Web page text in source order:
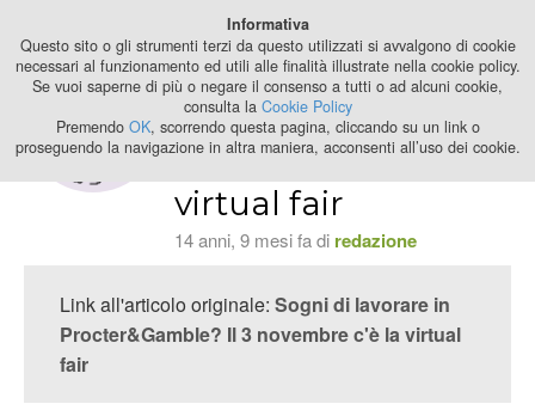
2024
Sogni di lavorare in
Procter&Gamble? Il
3 novembre c'è la
virtual fair
14 anni, 9 mesi fa di redazione
Link all'articolo originale: Sogni di lavorare in
Procter&Gamble? Il 3 novembre c'è la virtual
fair
Informativa
Questo sito o gli strumenti terzi da questo utilizzati si avvalgono di cookie
necessari al funzionamento ed utili alle finalità illustrate nella cookie policy.
Se vuoi saperne di più o negare il consenso a tutti o ad alcuni cookie,
consulta la Cookie Policy
Premendo OK, scorrendo questa pagina, cliccando su un link o
proseguendo la navigazione in altra maniera, acconsenti all’uso dei cookie.